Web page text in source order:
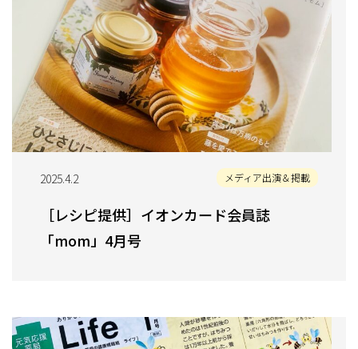
2025.4.2 メディア出演＆掲載
［レシピ提供］イオンカード会員誌
「mom」4月号